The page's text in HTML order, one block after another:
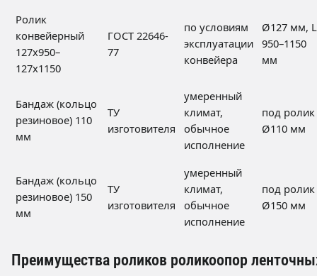
Ролик
конвейерный
127х950–
127х1150
ГОСТ 22646-
77
по условиям
эксплуатации
конвейера
Ø127 мм, L
950–1150
мм
Бандаж (кольцо
резиновое) 110
мм
ТУ
изготовителя
умеренный
климат,
обычное
исполнение
под ролик
Ø110 мм
Бандаж (кольцо
резиновое) 150
мм
ТУ
изготовителя
умеренный
климат,
обычное
исполнение
под ролик
Ø150 мм
Преимущества роликов роликоопор